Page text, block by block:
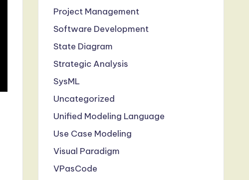
Project Management
Software Development
State Diagram
Strategic Analysis
SysML
Uncategorized
Unified Modeling Language
Use Case Modeling
Visual Paradigm
VPasCode